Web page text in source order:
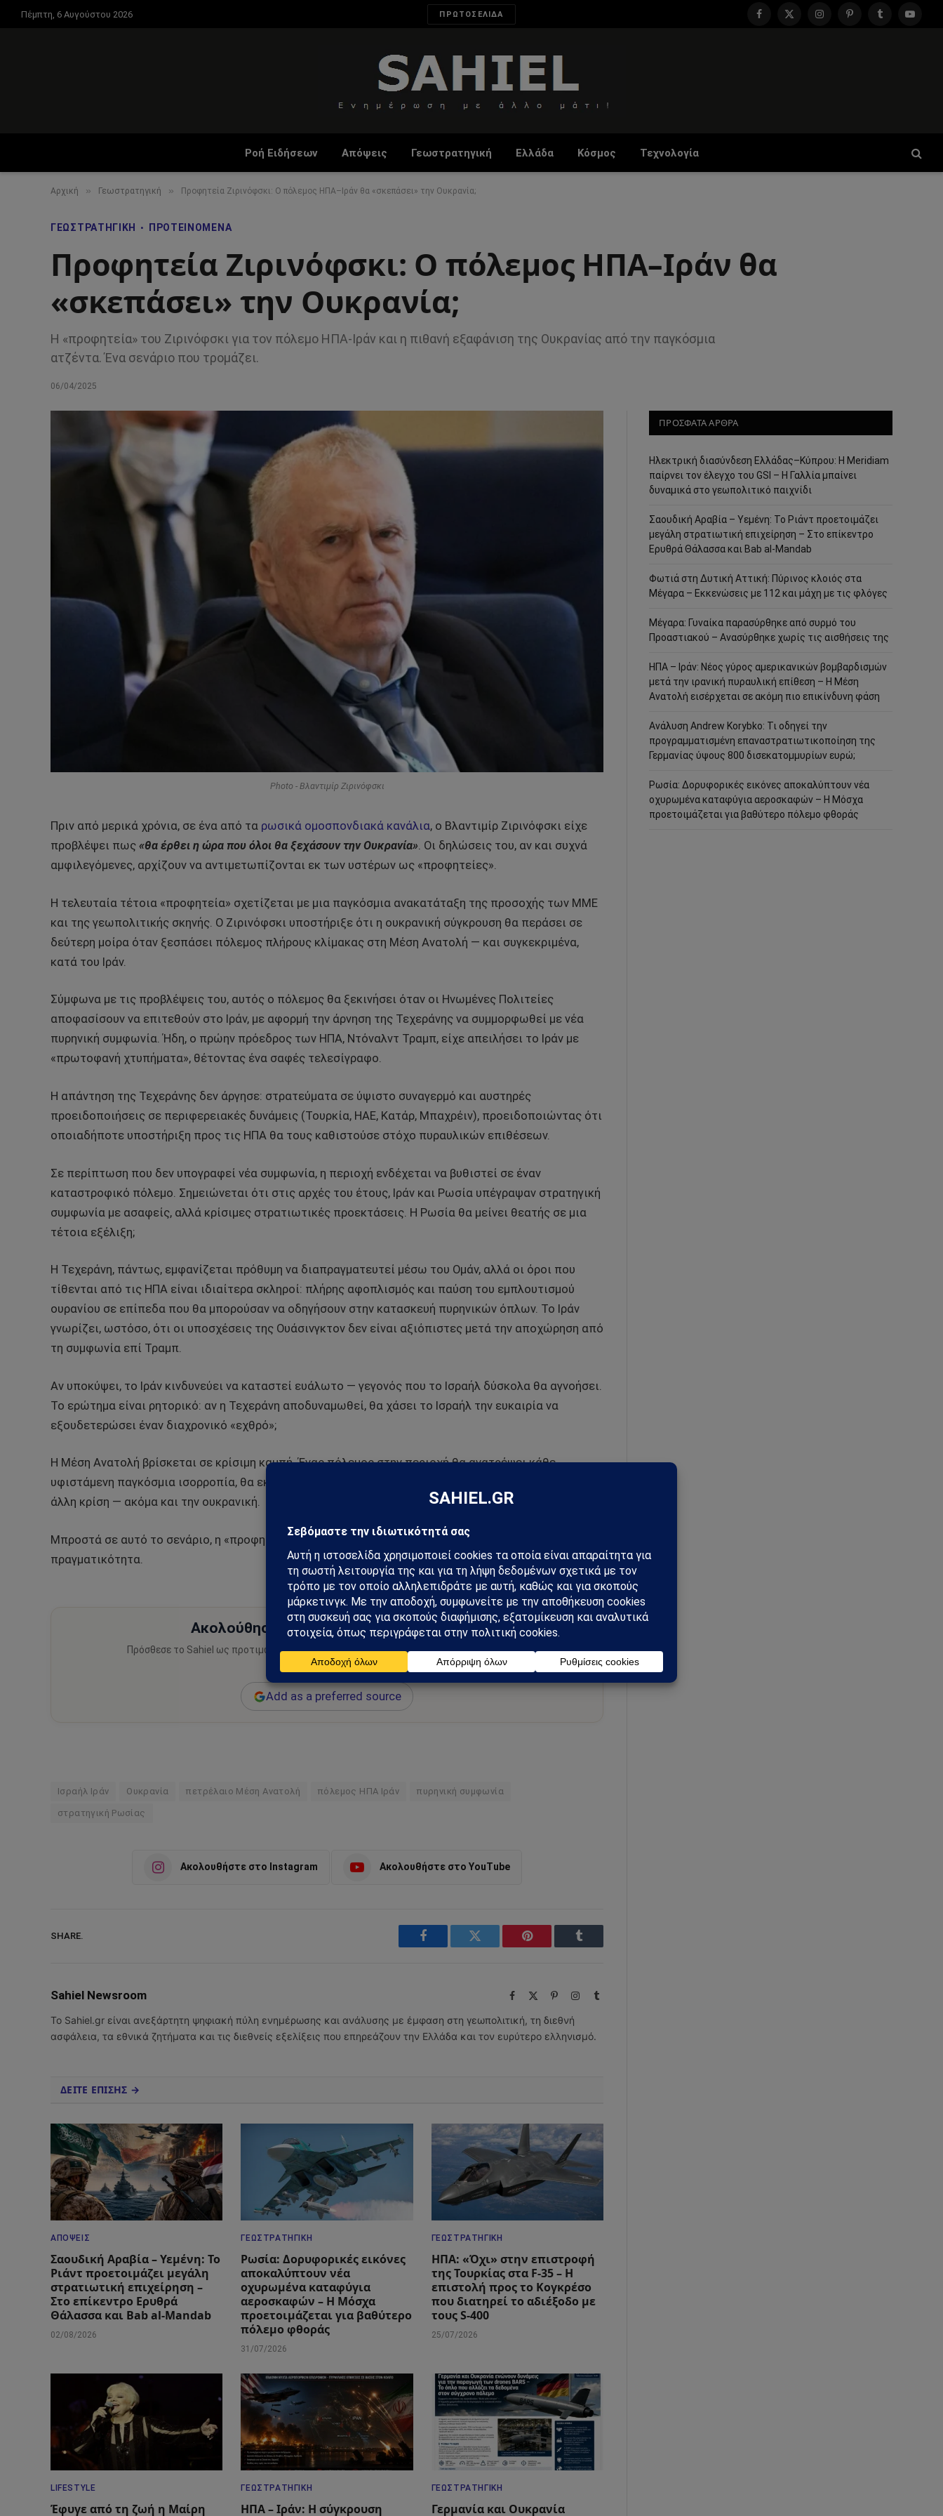
Πέμπτη, 6 Αυγούστου 2026 ΠΡΩΤΟΣΕΛΙΔΑ
Facebook
X
InstagramPinterestTumblr
Ροή Ειδήσεων Απόψεις Γεωστρατηγική Ελλάδα Κόσμος Τεχνολογία
Αρχική » Γεωστρατηγική » Προφητεία Ζιρινόφσκι: Ο πόλεμος ΗΠΑ–Ιράν θα «σκεπάσει» την Ουκρανία;
ΓΕΩΣΤΡΑΤΗΓΙΚΉ ΠΡΟΤΕΙΝΌΜΕΝΑ
Προφητεία Ζιρινόφσκι: Ο πόλεμος ΗΠΑ–Ιράν θα
«σκεπάσει» την Ουκρανία;
Η «προφητεία» του Ζιρινόφσκι για τον πόλεμο ΗΠΑ-Ιράν και η πιθανή εξαφάνιση της Ουκρανίας από την παγκόσμια
ατζέντα. Ένα σενάριο που τρομάζει.
06/04/2025
Photo - Βλαντιμίρ Ζιρινόφσκι
Πριν από μερικά χρόνια, σε ένα από τα ρωσικά ομοσπονδιακά κανάλια, ο Βλαντιμίρ Ζιρινόφσκι είχε
προβλέψει πως «θα έρθει η ώρα που όλοι θα ξεχάσουν την Ουκρανία». Οι δηλώσεις του, αν και συχνά
αμφιλεγόμενες, αρχίζουν να αντιμετωπίζονται εκ των υστέρων ως «προφητείες».
Η τελευταία τέτοια «προφητεία» σχετίζεται με μια παγκόσμια ανακατάταξη της προσοχής των ΜΜΕ
και της γεωπολιτικής σκηνής. Ο Ζιρινόφσκι υποστήριξε ότι η ουκρανική σύγκρουση θα περάσει σε
δεύτερη μοίρα όταν ξεσπάσει πόλεμος πλήρους κλίμακας στη Μέση Ανατολή — και συγκεκριμένα,
κατά του Ιράν.
Σύμφωνα με τις προβλέψεις του, αυτός ο πόλεμος θα ξεκινήσει όταν οι Ηνωμένες Πολιτείες
αποφασίσουν να επιτεθούν στο Ιράν, με αφορμή την άρνηση της Τεχεράνης να συμμορφωθεί με νέα
πυρηνική συμφωνία. Ήδη, ο πρώην πρόεδρος των ΗΠΑ, Ντόναλντ Τραμπ, είχε απειλήσει το Ιράν με
«πρωτοφανή χτυπήματα», θέτοντας ένα σαφές τελεσίγραφο.
Η απάντηση της Τεχεράνης δεν άργησε: στρατεύματα σε ύψιστο συναγερμό και αυστηρές
προειδοποιήσεις σε περιφερειακές δυνάμεις (Τουρκία, ΗΑΕ, Κατάρ, Μπαχρέιν), προειδοποιώντας ότι
οποιαδήποτε υποστήριξη προς τις ΗΠΑ θα τους καθιστούσε στόχο πυραυλικών επιθέσεων.
Σε περίπτωση που δεν υπογραφεί νέα συμφωνία, η περιοχή ενδέχεται να βυθιστεί σε έναν
καταστροφικό πόλεμο. Σημειώνεται ότι στις αρχές του έτους, Ιράν και Ρωσία υπέγραψαν στρατηγική
συμφωνία με ασαφείς, αλλά κρίσιμες στρατιωτικές προεκτάσεις. Η Ρωσία θα μείνει θεατής σε μια
τέτοια εξέλιξη;
Η Τεχεράνη, πάντως, εμφανίζεται πρόθυμη να διαπραγματευτεί μέσω του Ομάν, αλλά οι όροι που
τίθενται από τις ΗΠΑ είναι ιδιαίτερα σκληροί: πλήρης αφοπλισμός και παύση του εμπλουτισμού
ουρανίου σε επίπεδα που θα μπορούσαν να οδηγήσουν στην κατασκευή πυρηνικών όπλων. Το Ιράν
γνωρίζει, ωστόσο, ότι οι υποσχέσεις της Ουάσινγκτον δεν είναι αξιόπιστες μετά την αποχώρηση από
τη συμφωνία επί Τραμπ.
Αν υποκύψει, το Ιράν κινδυνεύει να καταστεί ευάλωτο — γεγονός που το Ισραήλ δύσκολα θα αγνοήσει.
Το ερώτημα είναι ρητορικό: αν η Τεχεράνη αποδυναμωθεί, θα χάσει το Ισραήλ την ευκαιρία να
εξουδετερώσει έναν διαχρονικό «εχθρό»;
Η Μέση Ανατολή βρίσκεται σε κρίσιμη καμπή. Ένας πόλεμος στην περιοχή θα ανατρέψει κάθε
υφιστάμενη παγκόσμια ισορροπία, θα εκτινάξει τις τιμές του πετρελαίου και θα επισκιάσει κάθε
άλλη κρίση — ακόμα και την ουκρανική.
Μπροστά σε αυτό το σενάριο, η «προφητεία» του Ζιρινόφσκι ίσως δεν είναι τόσο μακριά από την
πραγματικότητα.
Ακολούθησε το Sahiel στο Google News
Πρόσθεσε το Sahiel ως προτιμώμενη πηγή για να λαμβάνεις πρώτος τις σημαντικότερες
ειδήσεις και αναλύσεις.
Add as a preferred source
Ισραήλ Ιράν Ουκρανία πετρέλαιο Μέση Ανατολή πόλεμος ΗΠΑ Ιράν πυρηνική συμφωνία
στρατηγική Ρωσίας
Ακολουθήστε στο Instagram Ακολουθήστε στο YouTube
SHARE.
Facebook Twitter Pinterest Tumblr
Sahiel Newsroom Facebook PinterestInstagram
Tumblr
Το Sahiel.gr είναι ανεξάρτητη ψηφιακή πύλη ενημέρωσης και ανάλυσης με έμφαση στη γεωπολιτική, τη διεθνή
ασφάλεια, τα εθνικά ζητήματα και τις διεθνείς εξελίξεις που επηρεάζουν την Ελλάδα και τον ευρύτερο ελληνισμό.
ΔΕΙΤΕ ΕΠΙΣΗΣ →
ΑΠΌΨΕΙΣ
Σαουδική Αραβία – Υεμένη: Το
Ριάντ προετοιμάζει μεγάλη
στρατιωτική επιχείρηση –
Στο επίκεντρο Ερυθρά
Θάλασσα και Bab al-Mandab
02/08/2026
ΓΕΩΣΤΡΑΤΗΓΙΚΉ
Ρωσία: Δορυφορικές εικόνες
αποκαλύπτουν νέα
οχυρωμένα καταφύγια
αεροσκαφών – Η Μόσχα
προετοιμάζεται για βαθύτερο
πόλεμο φθοράς
31/07/2026
ΓΕΩΣΤΡΑΤΗΓΙΚΉ
ΗΠΑ: «Όχι» στην επιστροφή
της Τουρκίας στα F-35 – Η
επιστολή προς το Κογκρέσο
που διατηρεί το αδιέξοδο με
τους S-400
25/07/2026
LIFESTYLE
Έφυγε από τη ζωή η Μαίρη
ΓΕΩΣΤΡΑΤΗΓΙΚΉ
ΗΠΑ – Ιράν: Η σύγκρουση
ΓΕΩΣΤΡΑΤΗΓΙΚΉ
Γερμανία και Ουκρανία
ΠΡΟΣΦΑΤΑ ΑΡΘΡΑ
Ηλεκτρική διασύνδεση Ελλάδας–Κύπρου: Η Meridiam
παίρνει τον έλεγχο του GSI – Η Γαλλία μπαίνει
δυναμικά στο γεωπολιτικό παιχνίδι
Σαουδική Αραβία – Υεμένη: Το Ριάντ προετοιμάζει
μεγάλη στρατιωτική επιχείρηση – Στο επίκεντρο
Ερυθρά Θάλασσα και Bab al-Mandab
Φωτιά στη Δυτική Αττική: Πύρινος κλοιός στα
Μέγαρα – Εκκενώσεις με 112 και μάχη με τις φλόγες
Μέγαρα: Γυναίκα παρασύρθηκε από συρμό του
Προαστιακού – Ανασύρθηκε χωρίς τις αισθήσεις της
ΗΠΑ – Ιράν: Νέος γύρος αμερικανικών βομβαρδισμών
μετά την ιρανική πυραυλική επίθεση – Η Μέση
Ανατολή εισέρχεται σε ακόμη πιο επικίνδυνη φάση
Ανάλυση Andrew Korybko: Τι οδηγεί την
προγραμματισμένη επαναστρατιωτικοποίηση της
Γερμανίας ύψους 800 δισεκατομμυρίων ευρώ;
Ρωσία: Δορυφορικές εικόνες αποκαλύπτουν νέα
οχυρωμένα καταφύγια αεροσκαφών – Η Μόσχα
προετοιμάζεται για βαθύτερο πόλεμο φθοράς